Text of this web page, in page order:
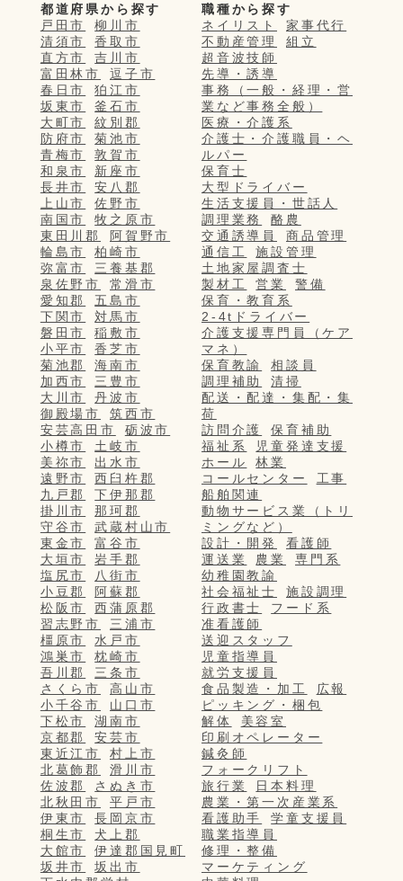
都道府県から探す
戸田市
柳川市
清須市
香取市
直方市
吉川市
富田林市
逗子市
春日市
狛江市
坂東市
釜石市
大町市
紋別郡
防府市
菊池市
青梅市
敦賀市
和泉市
新座市
長井市
安八郡
上山市
佐野市
南国市
牧之原市
東田川郡
阿賀野市
輪島市
柏崎市
弥富市
三養基郡
泉佐野市
常滑市
愛知郡
五島市
下関市
対馬市
磐田市
稲敷市
小平市
香芝市
菊池郡
海南市
加西市
三豊市
大川市
丹波市
御殿場市
筑西市
安芸高田市
砺波市
小樽市
土岐市
美祢市
出水市
遠野市
西臼杵郡
九戸郡
下伊那郡
掛川市
那珂郡
守谷市
武蔵村山市
東金市
富谷市
大垣市
岩手郡
塩尻市
八街市
小豆郡
阿蘇郡
松阪市
西蒲原郡
習志野市
三浦市
橿原市
水戸市
鴻巣市
枕崎市
吾川郡
三条市
さくら市
高山市
小千谷市
山口市
下松市
湖南市
京都郡
安芸市
東近江市
村上市
北葛飾郡
滑川市
佐波郡
さぬき市
北秋田市
平戸市
伊東市
長岡京市
桐生市
犬上郡
大館市
伊達郡国見町
坂井市
坂出市
職種から探す
ネイリスト
家事代行
不動産管理
組立
超音波技師
先導・誘導
事務（一般・経理・営
業など事務全般）
医療・介護系
介護士・介護職員・ヘ
ルパー
保育士
大型ドライバー
生活支援員・世話人
調理業務
酪農
交通誘導員
商品管理
通信工
施設管理
土地家屋調査士
製材工
営業
警備
保育・教育系
2-4tドライバー
介護支援専門員（ケア
マネ）
保育教諭
相談員
調理補助
清掃
配送・配達・集配・集
荷
訪問介護
保育補助
福祉系
児童発達支援
ホール
林業
コールセンター
工事
船舶関連
動物サービス業（トリ
ミングなど）
設計・開発
看護師
運送業
農業
専門系
幼稚園教諭
社会福祉士
施設調理
行政書士
フード系
准看護師
送迎スタッフ
児童指導員
就労支援員
食品製造・加工
広報
ピッキング・梱包
解体
美容室
印刷オペレーター
鍼灸師
フォークリフト
旅行業
日本料理
農業・第一次産業系
看護助手
学童支援員
職業指導員
修理・整備
マーケティング